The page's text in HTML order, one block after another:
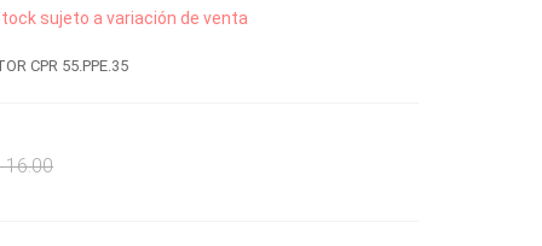
sujeto a variación de venta
CPR 55.PPE.35
16.00